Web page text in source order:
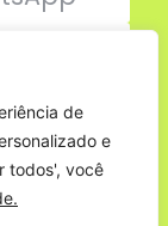
de
e
todos', você